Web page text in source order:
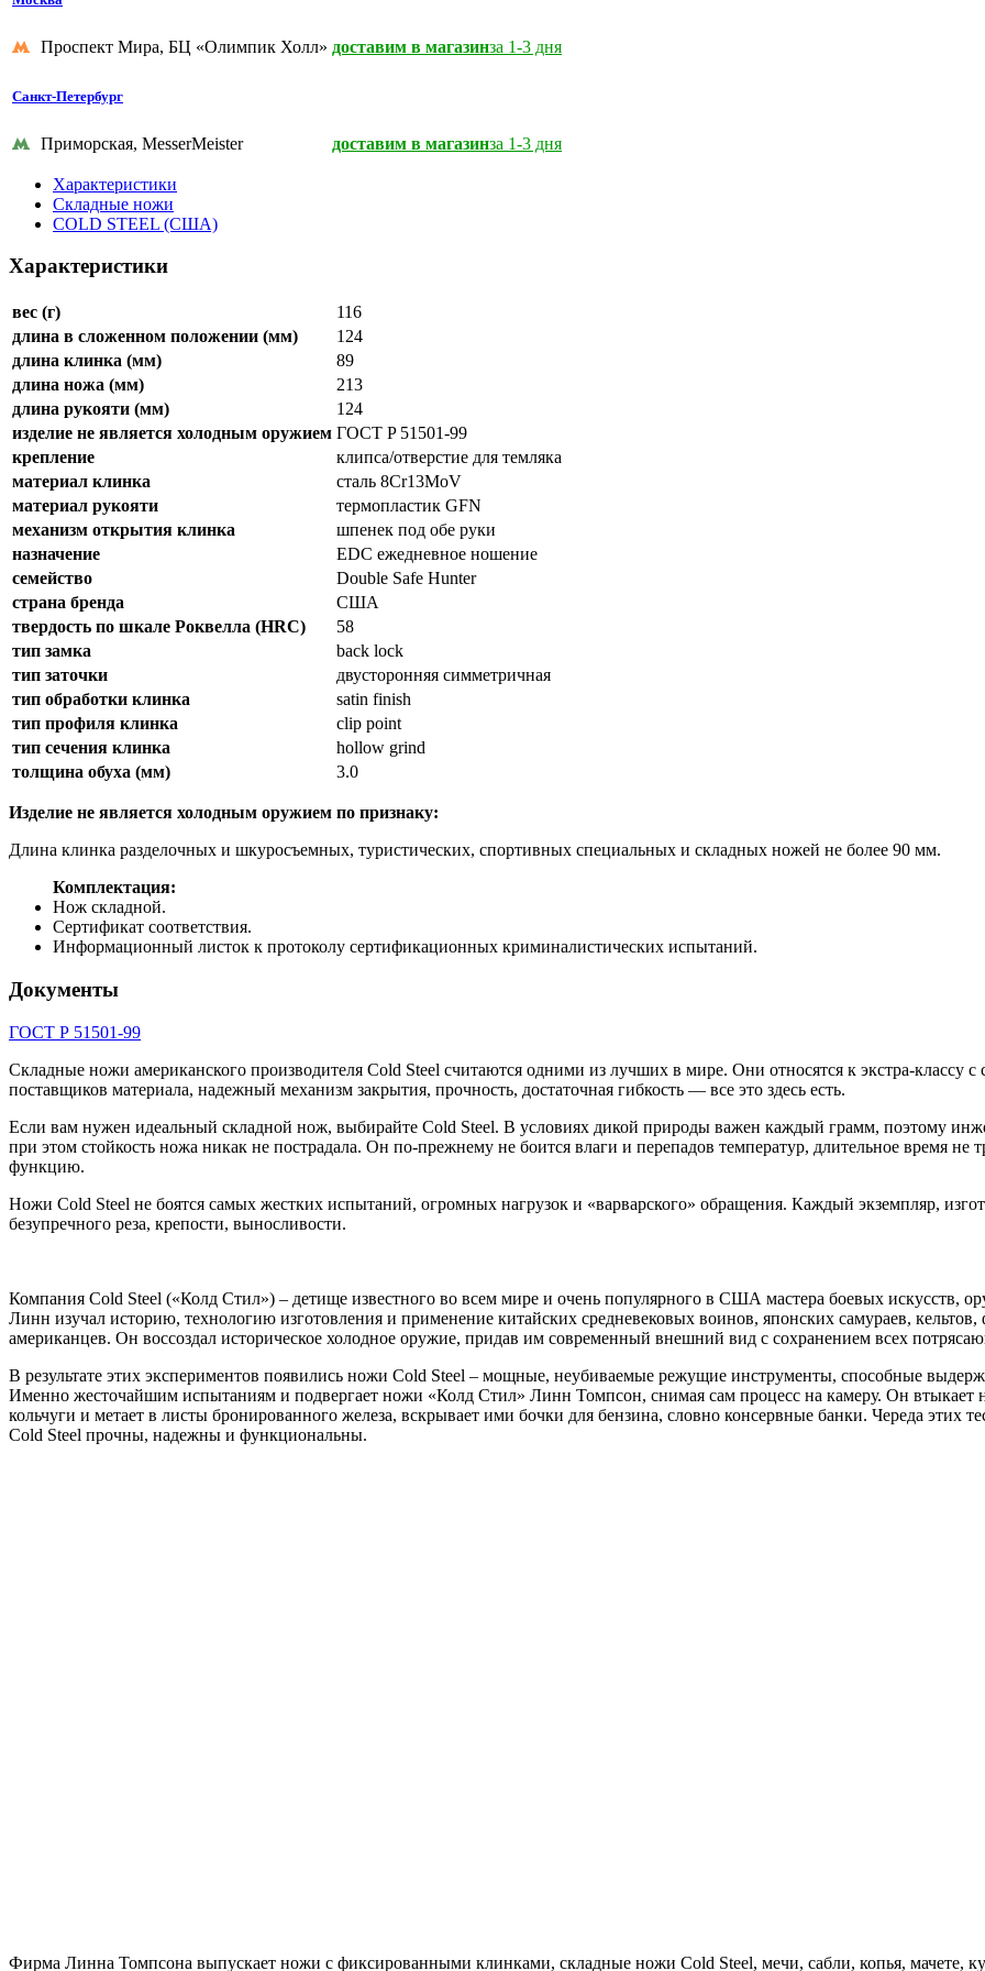
Проспект Мира, БЦ «Олимпик Холл» доставим в магазинза 1-3 дня
Санкт-Петербург
Приморская, MesserMeister доставим в магазинза 1-3 дня
Характеристики
Складные ножи
COLD STEEL (США)
Характеристики
вес (г)
116
длина в сложенном положении (мм)
124
длина клинка (мм)
89
длина ножа (мм)
213
длина рукояти (мм)
124
изделие не является холодным оружием ГОСТ P 51501-99
крепление
клипса/отверстие для темляка
материал клинка
сталь 8Cr13MoV
материал рукояти
термопластик GFN
механизм открытия клинка
шпенек под обе руки
назначение
EDC ежедневное ношение
семейство
Double Safe Hunter
страна бренда
США
твердость по шкале Роквелла (HRC)
58
тип замка
back lock
тип заточки
двусторонняя симметричная
тип обработки клинка
satin finish
тип профиля клинка
clip point
тип сечения клинка
hollow grind
толщина обуха (мм)
3.0
Изделие не является холодным оружием по признаку:
Длина клинка разделочных и шкуросъемных, туристических, спортивных специальных и складных ножей не более 90 мм.
Комплектация:
Нож складной.
Сертификат соответствия.
Информационный листок к протоколу сертификационных криминалистических испытаний.
Документы
ГОСТ Р 51501-99
Складные ножи американского производителя Cold Steel считаются одними из лучших в мире. Они относятся к экстра-классу
поставщиков материала, надежный механизм закрытия, прочность, достаточная гибкость — все это здесь есть.
Если вам нужен идеальный складной нож, выбирайте Cold Steel. В условиях дикой природы важен каждый грамм, поэтому
при этом стойкость ножа никак не пострадала. Он по-прежнему не боится влаги и перепадов температур, длительное время
функцию.
Ножи Cold Steel не боятся самых жестких испытаний, огромных нагрузок и «варварского» обращения. Каждый экземпляр,
безупречного реза, крепости, выносливости.
Компания Cold Steel («Колд Стил») – детище известного во всем мире и очень популярного в США мастера боевых искусств,
Линн изучал историю, технологию изготовления и применение китайских средневековых воинов, японских самураев,
американцев. Он воссоздал историческое холодное оружие, придав им современный внешний вид с сохранением всех
В результате этих экспериментов появились ножи Cold Steel – мощные, неубиваемые режущие инструменты, способные
Именно жесточайшим испытаниям и подвергает ножи «Колд Стил» Линн Томпсон, снимая сам процесс на камеру. Он
кольчуги и метает в листы бронированного железа, вскрывает ими бочки для бензина, словно консервные банки. Череда этих
Cold Steel прочны, надежны и функциональны.
Фирма Линна Томпсона выпускает ножи с фиксированными клинками, складные ножи Cold Steel, мечи, сабли, копья, мачете,